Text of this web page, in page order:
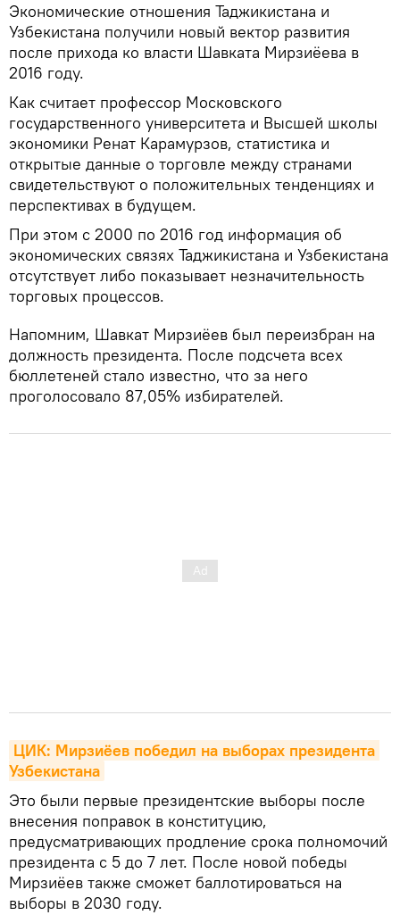
Экономические отношения Таджикистана и
Узбекистана получили новый вектор развития
после прихода ко власти Шавката Мирзиёева в
2016 году.
Как считает профессор Московского
государственного университета и Высшей школы
экономики Ренат Карамурзов, статистика и
открытые данные о торговле между странами
свидетельствуют о положительных тенденциях и
перспективах в будущем.
При этом с 2000 по 2016 год информация об
экономических связях Таджикистана и Узбекистана
отсутствует либо показывает незначительность
торговых процессов.
Напомним, Шавкат Мирзиёев был переизбран на
должность президента. После подсчета всех
бюллетеней стало известно, что за него
проголосовало 87,05% избирателей.
ЦИК: Мирзиёев победил на выборах президента
Узбекистана
Это были первые президентские выборы после
внесения поправок в конституцию,
предусматривающих продление срока полномочий
президента с 5 до 7 лет. После новой победы
Мирзиёев также сможет баллотироваться на
выборы в 2030 году.